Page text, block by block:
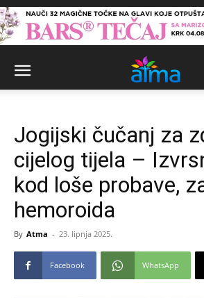
Jogijski čučanj za
cijelog tijela –
kod loše probave,
hemoroida
By Atma - 23. lipnja 2025.
Facebook WhatsApp